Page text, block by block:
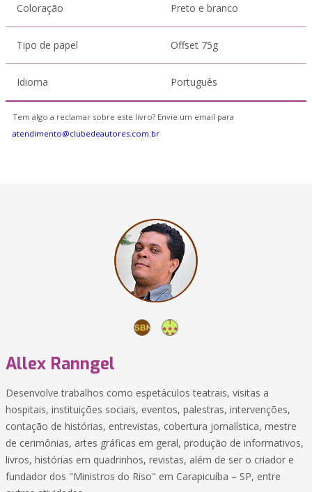
Coloração Preto e branco
Tipo de papel Offset 75g
Idioma Português
Tem algo a reclamar sobre este livro? Envie um email para
atendimento@clubedeautores.com.br
Allex Ranngel
Desenvolve trabalhos como espetáculos teatrais, visitas a
hospitais, instituições sociais, eventos, palestras, intervenções,
contação de histórias, entrevistas, cobertura jornalística, mestre
de cerimônias, artes gráficas em geral, produção de informativos,
livros, histórias em quadrinhos, revistas, além de ser o criador e
fundador dos "Ministros do Riso" em Carapicuíba – SP, entre